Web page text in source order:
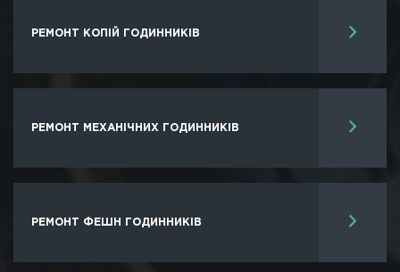
РЕМОНТ КОПІЙ ГОДИННИКIВ
РЕМОНТ МЕХАНІЧНИХ ГОДИННИКІВ
РЕМОНТ ФЕШН ГОДИННИКІВ